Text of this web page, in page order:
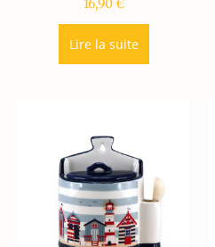
16,90€
Lire la suite